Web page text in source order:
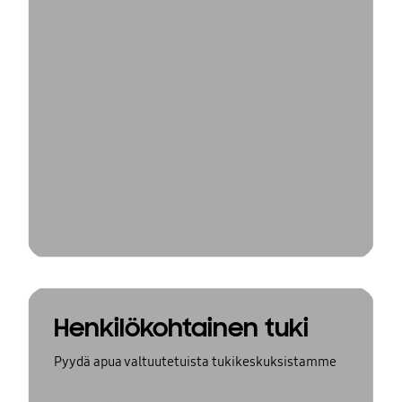
Henkilökohtainen tuki
Pyydä apua valtuutetuista tukikeskuksistamme